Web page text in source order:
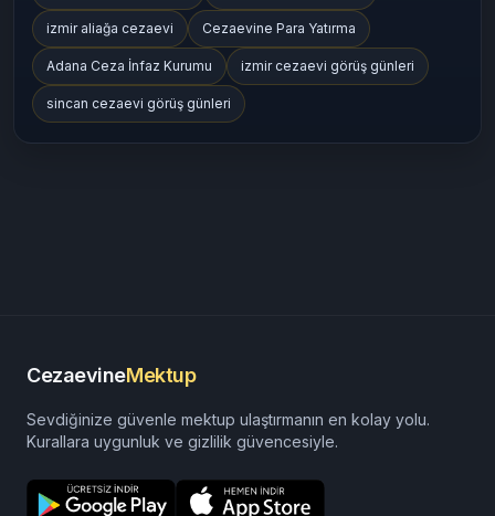
izmir aliağa cezaevi Cezaevine Para Yatırma
Adana Ceza İnfaz Kurumu izmir cezaevi görüş günleri
sincan cezaevi görüş günleri
CezaevineMektup
Sevdiğinize güvenle mektup ulaştırmanın en kolay yolu.
Kurallara uygunluk ve gizlilik güvencesiyle.